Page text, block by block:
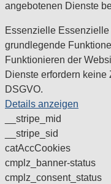
angebotenen Dienste
Essenzielle
grundlegende
Funktionieren der
Dienste erfordern
DSGVO.
Details anzeigen
__stripe_mid
__stripe_sid
catAccCookies
cmplz_banner-status
cmplz_consent_status